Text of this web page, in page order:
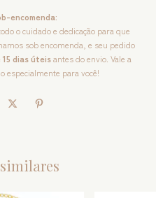
encomenda:
o cuidado e dedicação para que
sob encomenda, e seu pedido
dias úteisantes do envio. Vale a
especialmente para você!